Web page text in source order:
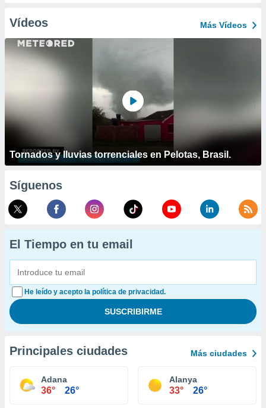
Vídeos Más Vídeos
Tornados y lluvias torrenciales en Pelotas, Brasil.
Síguenos
El Tiempo en tu email
He leído y acepto la política de privacidad.
Principales ciudades Más ciudades
Adana
36° 26°
Alanya
33° 26°